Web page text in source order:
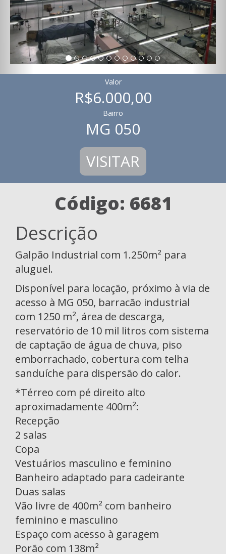
Valor
R$6.000,00
Bairro
MG 050
VISITAR
Código: 6681
Descrição
Galpão Industrial com 1.250m² para
aluguel.
Disponível para locação, próximo à via de
acesso à MG 050, barracão industrial
com 1250 m², área de descarga,
reservatório de 10 mil litros com sistema
de captação de água de chuva, piso
emborrachado, cobertura com telha
sanduíche para dispersão do calor.
*Térreo com pé direito alto
aproximadamente 400m²:
Recepção
2 salas
Copa
Vestuários masculino e feminino
Banheiro adaptado para cadeirante
Duas salas
Vão livre de 400m² com banheiro
feminino e masculino
Espaço com acesso à garagem
Porão com 138m²